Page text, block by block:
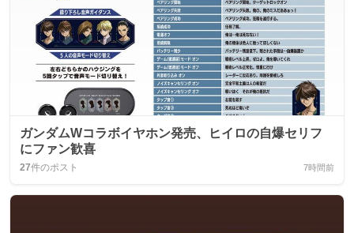
ガンダムWコラボイヤホン発売、ヒイロの自爆セリフ
にファン歓喜
27件のポスト 7時間前